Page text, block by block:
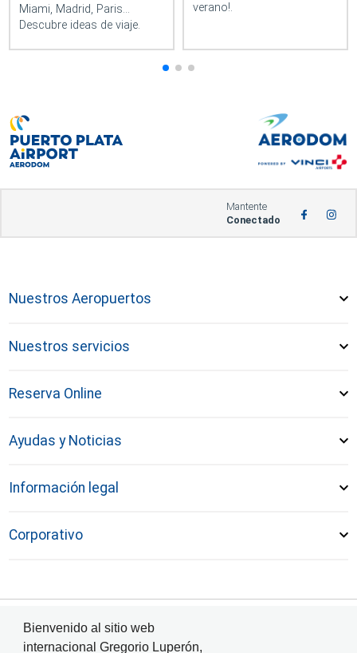
Miami, Madrid, Paris...
Descubre ideas de viaje.
verano!.
Mantente
Conectado
Nuestros Aeropuertos
Nuestros servicios
Reserva Online
Ayudas y Noticias
Información legal
Corporativo
© Aeropuerto Internacional de Puerto Plata 2024
Bienvenido al sitio web
internacional Gregorio Luperón,